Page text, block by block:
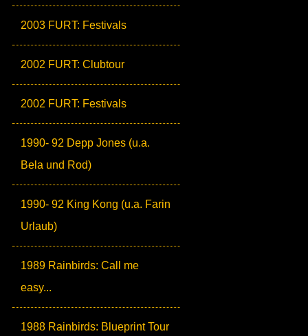
2003 FURT: Festivals
2002 FURT: Clubtour
2002 FURT: Festivals
1990- 92 Depp Jones (u.a.
Bela und Rod)
1990- 92 King Kong (u.a. Farin
Urlaub)
1989 Rainbirds: Call me
easy...
1988 Rainbirds: Blueprint Tour